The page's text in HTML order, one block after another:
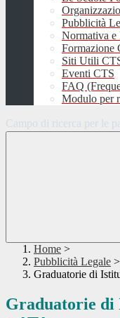
Pubblicità
Normativa e
Formazione
Siti Utili
Eventi CTS
FAQ
Modulo per
Campo di ricerca per le
Home >
Pubblicità Legale >
Graduatorie di
Graduatorie di